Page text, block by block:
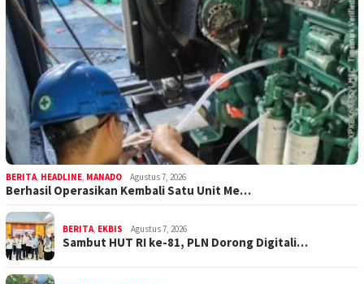
BERITA HEADLINE MANADO Agustus 7, 2026
Berhasil Operasikan Kembali Satu Unit Me…
BERITA EKBIS Agustus 7, 2026
Sambut HUT RI ke-81, PLN Dorong Digitali…